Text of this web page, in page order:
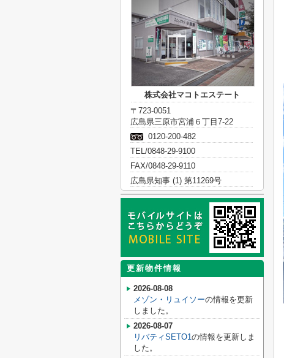
株式会社マコトエステート
〒723-0051
広島県三原市宮浦６丁目7-22
0120-200-482
TEL/0848-29-9100
FAX/0848-29-9110
広島県知事 (1) 第11269号
更新物件情報
2026-08-08
メゾン・リュイソーの情報を更新
しました。
2026-08-07
リバティSETO1の情報を更新しま
した。